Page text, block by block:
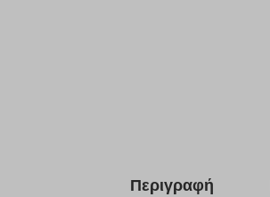
Περιγραφή